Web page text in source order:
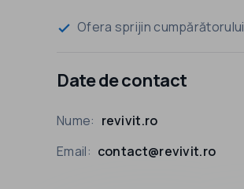
check Ofera sprijin cumpărătorului
Date de contact
Nume: revivit.ro
Email: contact@revivit.ro